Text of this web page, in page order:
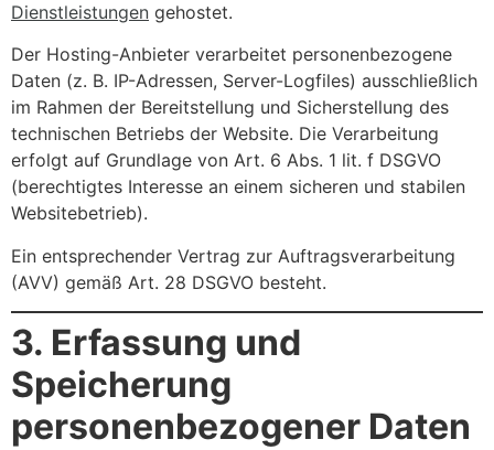
Dienstleistungen gehostet.
Der Hosting-Anbieter verarbeitet personenbezogene
Daten (z. B. IP-Adressen, Server-Logfiles) ausschließlich
im Rahmen der Bereitstellung und Sicherstellung des
technischen Betriebs der Website. Die Verarbeitung
erfolgt auf Grundlage von Art. 6 Abs. 1 lit. f DSGVO
(berechtigtes Interesse an einem sicheren und stabilen
Websitebetrieb).
Ein entsprechender Vertrag zur Auftragsverarbeitung
(AVV) gemäß Art. 28 DSGVO besteht.
3. Erfassung und
Speicherung
personenbezogener Daten